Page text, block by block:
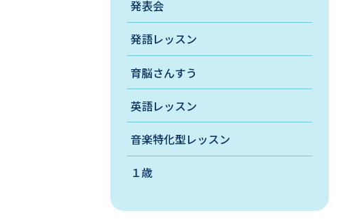
発表会
発語レッスン
育脳さんすう
英語レッスン
音楽特化型レッスン
１歳